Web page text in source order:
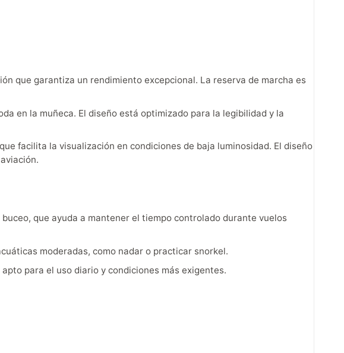
que garantiza un rendimiento excepcional. La reserva de marcha es
en la muñeca. El diseño está optimizado para la legibilidad y la
facilita la visualización en condiciones de baja luminosidad. El diseño
que ayuda a mantener el tiempo controlado durante vuelos
moderadas, como nadar o practicar snorkel.
para el uso diario y condiciones más exigentes.